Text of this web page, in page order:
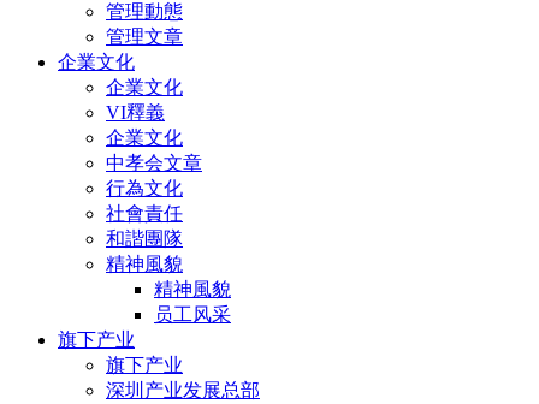
管理動態
管理文章
企業文化
企業文化
VI釋義
企業文化
中孝会文章
行為文化
社會責任
和諧團隊
精神風貌
精神風貌
员工风采
旗下产业
旗下产业
深圳产业发展总部